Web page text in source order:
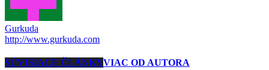
Gurkuda
http://www.gurkuda.com
SÚVISIACE ČLÁNKYVIAC OD AUTORA